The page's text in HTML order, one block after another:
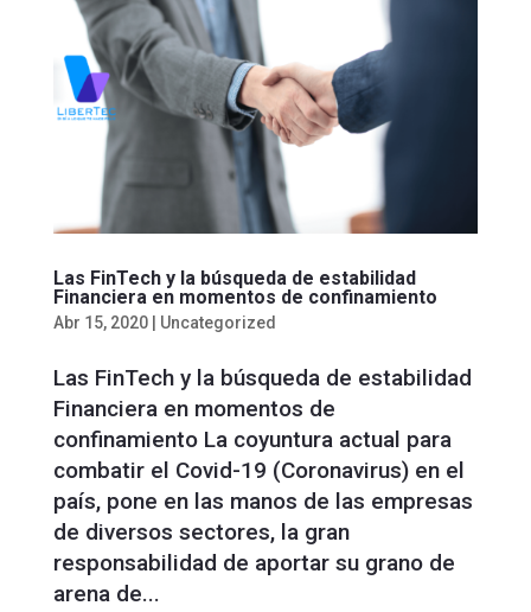
Las FinTech y la búsqueda de estabilidad
Financiera en momentos de confinamiento
Abr 15, 2020| Uncategorized
Las FinTech y la búsqueda de estabilidad
Financiera en momentos de
confinamiento La coyuntura actual para
combatir el Covid-19 (Coronavirus) en el
país, pone en las manos de las empresas
de diversos sectores, la gran
responsabilidad de aportar su grano de
arena de...